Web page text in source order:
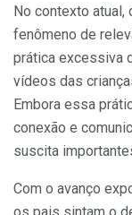
No contexto atual,
fenômeno de
prática excessiva
vídeos das
Embora essa
conexão e
suscita
Com o avanço